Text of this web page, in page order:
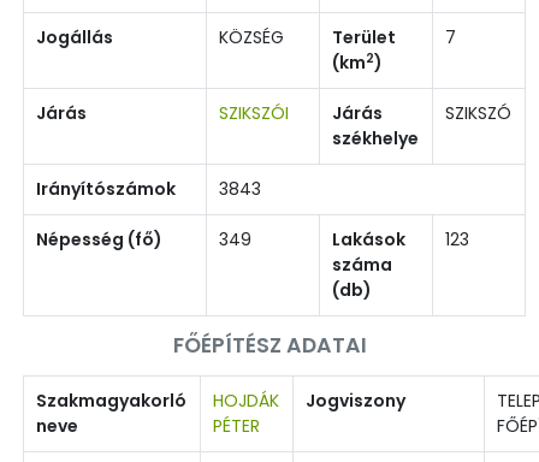
Jogállás KÖZSÉG
Terület
(km2)
7
Járás SZIKSZÓI
Járás
székhelye
SZIKSZÓ
Irányítószámok 3843
Népesség (fő) 349
Lakások
száma
(db)
123
FŐÉPÍTÉSZ ADATAI
Szakmagyakorló
neve
HOJDÁK
PÉTER
Jogviszony